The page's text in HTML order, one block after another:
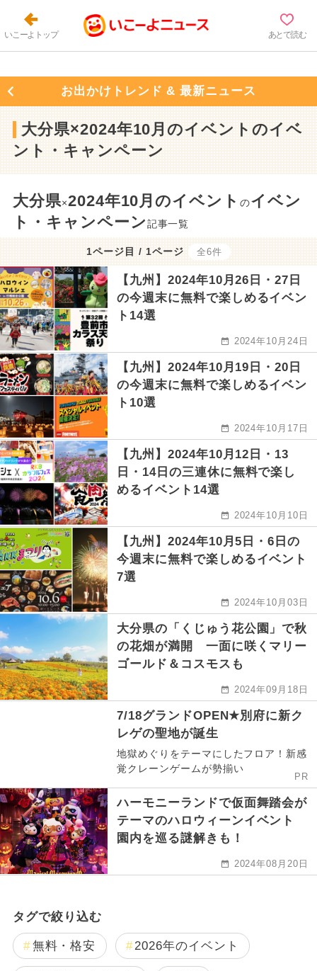
いこーよトップ あとで読む
お出かけトレンド & 最新ニュース
大分県×2024年10月のイベントのイベ
ント・キャンペーン
大分県×2024年10月のイベントのイベン
ト・キャンペーン記事一覧
1ページ目 / 1ページ 全6件
【九州】2024年10月26日・27日
の今週末に無料で楽しめるイベン
ト14選
2024年10月24日
【九州】2024年10月19日・20日
の今週末に無料で楽しめるイベン
ト10選
2024年10月17日
【九州】2024年10月12日・13
日・14日の三連休に無料で楽し
めるイベント14選
2024年10月10日
【九州】2024年10月5日・6日の
今週末に無料で楽しめるイベント
7選
2024年10月03日
大分県の「くじゅう花公園」で秋
の花畑が満開 一面に咲くマリー
ゴールド＆コスモスも
2024年09月18日
7/18グランドOPEN★別府に新ク
レゲの聖地が誕生
地獄めぐりをテーマにしたフロア！新感
覚クレーンゲームが勢揃い
PR
ハーモニーランドで仮面舞踏会が
テーマのハロウィーンイベント
園内を巡る謎解きも！
2024年08月20日
タグで絞り込む
無料・格安 2026年のイベント